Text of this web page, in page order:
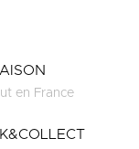
en France